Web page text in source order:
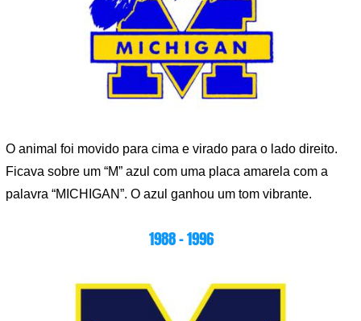
O animal foi movido para cima e virado para o lado direito.
Ficava sobre um “M” azul com uma placa amarela com a
palavra “MICHIGAN”. O azul ganhou um tom vibrante.
1988 – 1996